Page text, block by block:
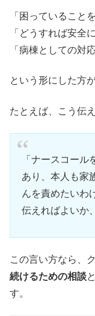
「困っていること
「どうすれば安全
「病棟としての対
という形にした方
たとえば、こう伝
「ナースコー
あり、本人も家
んを責めたいわ
伝えればよいか
この言い方なら、
続けるための相談
す。